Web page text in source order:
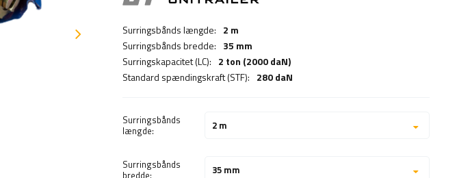
Surringsbånds længde: 2 m
Surringsbånds bredde: 35 mm
Surringskapacitet (LC): 2 ton (2000 daN)
Standard spændingskraft (STF): 280 daN
Surringsbånds
længde:
2 m
Surringsbånds
bredde:
35 mm